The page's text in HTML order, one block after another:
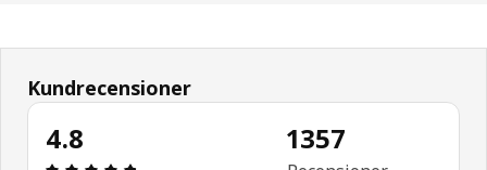
Kundrecensioner
4.8 1357